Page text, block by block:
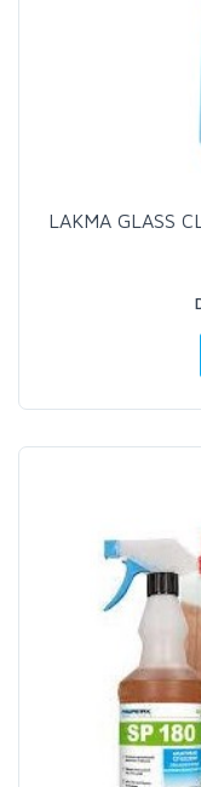
LAKMA GLASS